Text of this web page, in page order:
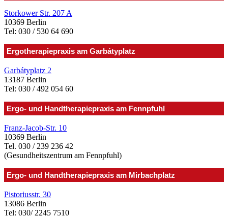
Storkower Str. 207 A
10369 Berlin
Tel: 030 / 530 64 690
Ergotherapiepraxis am Garbátyplatz
Garbátyplatz 2
13187 Berlin
Tel: 030 / 492 054 60
Ergo- und Handtherapiepraxis am Fennpfuhl
Franz-Jacob-Str. 10
10369 Berlin
Tel. 030 / 239 236 42
(Gesundheitszentrum am Fennpfuhl)
Ergo- und Handtherapiepraxis am Mirbachplatz
Pistoriusstr. 30
13086 Berlin
Tel: 030/ 2245 7510